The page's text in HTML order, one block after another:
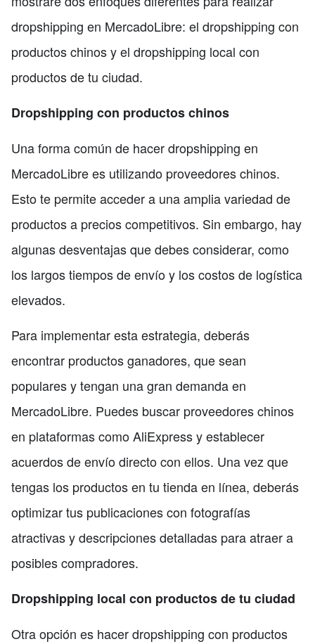
dropshipping en MercadoLibre: el dropshipping con
productos chinos y el dropshipping local con
productos de tu ciudad.
Dropshipping con productos chinos
Una forma común de hacer dropshipping en
MercadoLibre es utilizando proveedores chinos.
Esto te permite acceder a una amplia variedad de
productos a precios competitivos. Sin embargo, hay
algunas desventajas que debes considerar, como
los largos tiempos de envío y los costos de logística
elevados.
Para implementar esta estrategia, deberás
encontrar productos ganadores, que sean
populares y tengan una gran demanda en
MercadoLibre. Puedes buscar proveedores chinos
en plataformas como AliExpress y establecer
acuerdos de envío directo con ellos. Una vez que
tengas los productos en tu tienda en línea, deberás
optimizar tus publicaciones con fotografías
atractivas y descripciones detalladas para atraer a
posibles compradores.
Dropshipping local con productos de tu ciudad
Otra opción es hacer dropshipping con productos